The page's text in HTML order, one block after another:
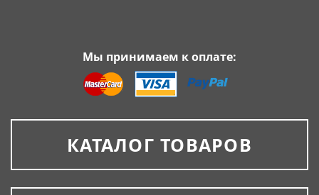
Мы принимаем к оплате:
КАТАЛОГ ТОВАРОВ